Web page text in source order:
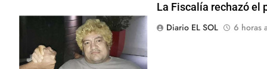
La Fiscalía rechazó el
Diario EL SOL
6 horas